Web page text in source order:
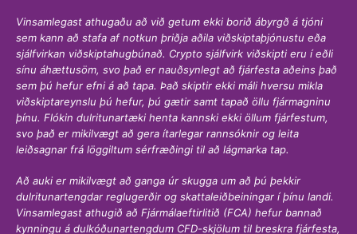
Vinsamlegast athugaðu að við getum ekki borið ábyrgð á tjóni
sem kann að stafa af notkun þriðja aðila viðskiptaþjónustu eða
sjálfvirkan viðskiptahugbúnað. Crypto sjálfvirk viðskipti eru í eðli
sínu áhættusöm, svo það er nauðsynlegt að fjárfesta aðeins það
sem þú hefur efni á að tapa. Það skiptir ekki máli hversu mikla
viðskiptareynslu þú hefur, þú gætir samt tapað öllu fjármagninu
þínu. Flókin dulritunartæki henta kannski ekki öllum fjárfestum,
svo það er mikilvægt að gera ítarlegar rannsóknir og leita
leiðsagnar frá löggiltum sérfræðingi til að lágmarka tap.
Að auki er mikilvægt að ganga úr skugga um að þú þekkir
dulritunartengdar reglugerðir og skattaleiðbeiningar í þínu landi.
Vinsamlegast athugið að Fjármálaeftirlitið (FCA) hefur bannað
kynningu á dulkóðunartengdum CFD-skjölum til breskra fjárfesta,